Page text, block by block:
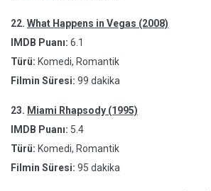
22. What Happens in Vegas (2008)
IMDB Puanı: 6.1
Türü: Komedi, Romantik
Filmin Süresi: 99 dakika
23. Miami Rhapsody (1995)
IMDB Puanı: 5.4
Türü: Komedi, Romantik
Filmin Süresi: 95 dakika